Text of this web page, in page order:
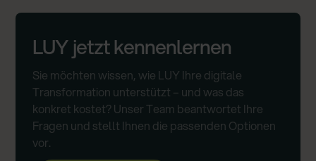
LUY jetzt kennenlernen
Sie möchten wissen, wie LUY Ihre digitale
Transformation unterstützt – und was das
konkret kostet? Unser Team beantwortet Ihre
Fragen und stellt Ihnen die passenden Optionen
vor.